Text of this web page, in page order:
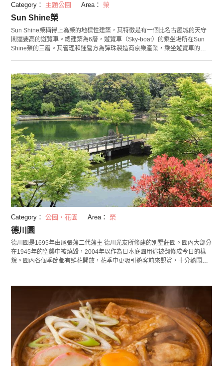
Category： 主題公園 Area： 榮
Sun Shine榮
Sun Shine榮稱得上為榮的地標性建築，其特徵是有一個比名古屋城的天守
閣還要高的遊覽車。總建築為6層，遊覽車（Sky-boat）的乘坐場所在Sun
Shine榮的三層。其管理和運營方為彈珠製造商京樂產業，乘坐遊覽車的時
作。
Category： 公園・花園 Area： 榮
德川園
德川園是1695年由尾張藩二代藩主 德川光友所修建的別墅莊園。園內大部分
在1945年的空襲中被燒毀，2004年以作為日本庭園用途被翻修成今日的樣
貌。園內各個季節都有鮮花開放，花季中更吸引遊客前來觀賞，十分熱鬧。